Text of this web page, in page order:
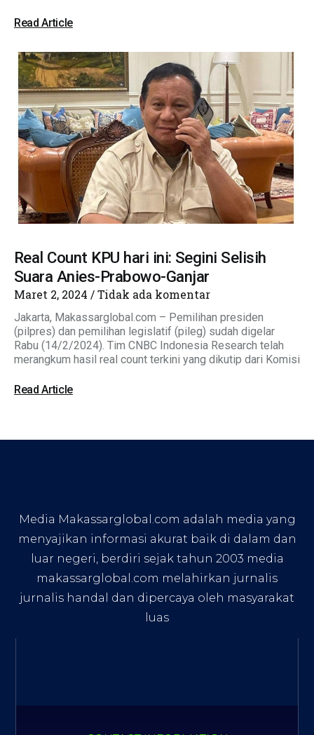
Read Article
Real Count KPU hari ini: Segini Selisih
Suara Anies-Prabowo-Ganjar
Maret 2, 2024 Tidak ada komentar
Jakarta, Makassarglobal.com – Pemilihan presiden
(pilpres) dan pemilihan legislatif (pileg) sudah digelar
Rabu (14/2/2024). Tim CNBC Indonesia Research telah
merangkum hasil real count terkini yang dikutip dari Komisi
Read Article
Media Makassarglobal.com adalah media yang
menyajikan informasi akurat baik di dalam dan
luar negeri, berdiri sejak tahun 2003 media
makassarglobal.com melahirkan jurnalis
jurnalis handal dan dipercaya oleh masyarakat
luas